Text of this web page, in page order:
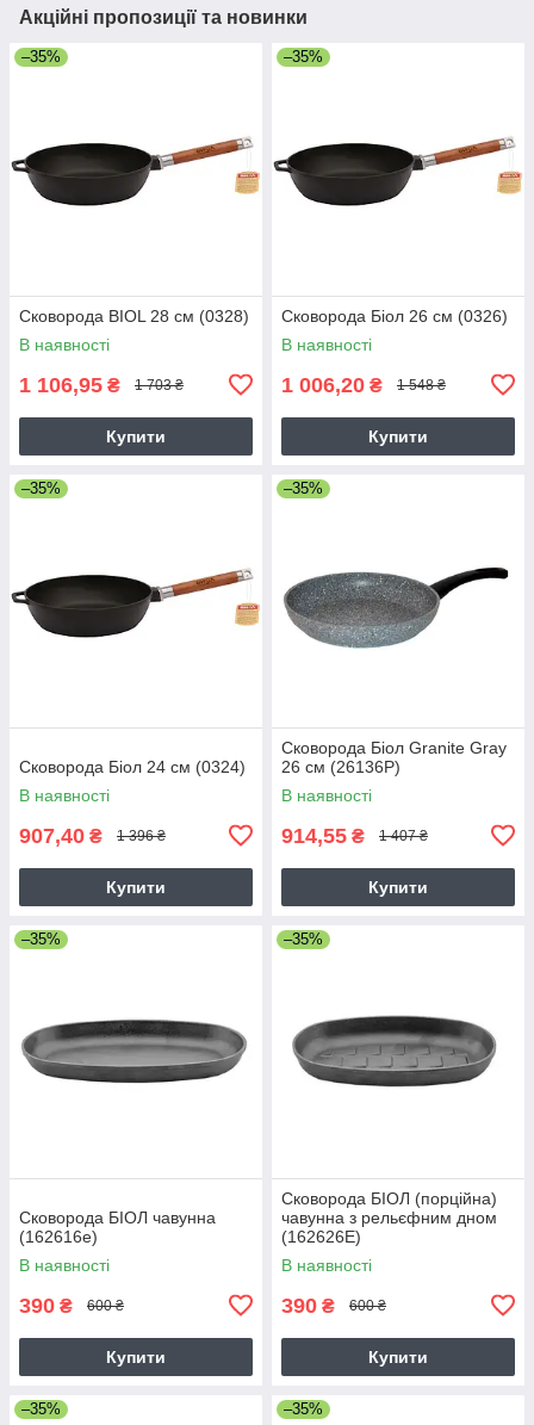
Акційні пропозиції та новинки
–35%
Сковорода BIOL 28 см (0328)
В наявності
1 106,95 ₴ 1 703 ₴
Купити
–35%
Сковорода Біол 26 см (0326)
В наявності
1 006,20 ₴ 1 548 ₴
Купити
–35%
Сковорода Біол 24 см (0324)
В наявності
907,40 ₴ 1 396 ₴
Купити
–35%
Сковорода Біол Granite Gray
26 см (26136Р)
В наявності
914,55 ₴ 1 407 ₴
Купити
–35%
Сковорода БІОЛ чавунна
(162616e)
В наявності
390 ₴ 600 ₴
Купити
–35%
Сковорода БІОЛ (порційна)
чавунна з рельєфним дном
(162626E)
В наявності
390 ₴ 600 ₴
Купити
–35% –35%